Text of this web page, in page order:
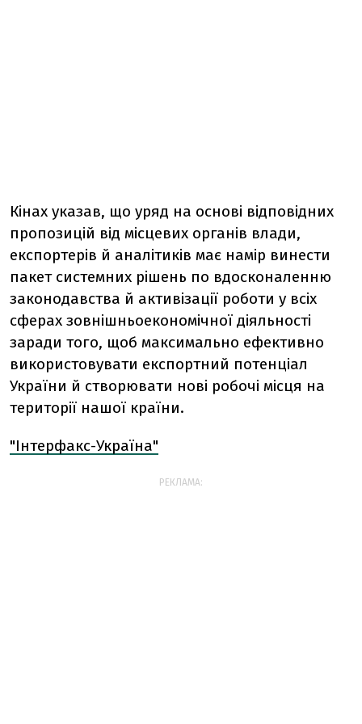
Кінах указав, що уряд на основі відповідних
пропозицій від місцевих органів влади,
експортерів й аналітиків має намір винести
пакет системних рішень по вдосконаленню
законодавства й активізації роботи у всіх
сферах зовнішньоекономічної діяльності
заради того, щоб максимально ефективно
використовувати експортний потенціал
України й створювати нові робочі місця на
території нашої країни.
"Інтерфакс-Україна"
РЕКЛАМА: